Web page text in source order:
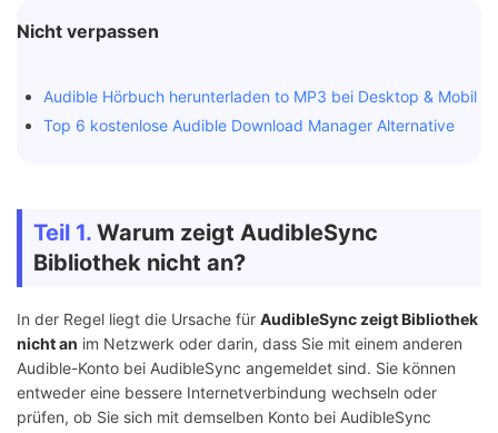
Nicht verpassen
Audible Hörbuch herunterladen to MP3 bei Desktop & Mobil
Top 6 kostenlose Audible Download Manager Alternative
Teil 1. Warum zeigt AudibleSync
Bibliothek nicht an?
In der Regel liegt die Ursache für AudibleSync zeigt Bibliothek
nicht an im Netzwerk oder darin, dass Sie mit einem anderen
Audible-Konto bei AudibleSync angemeldet sind. Sie können
entweder eine bessere Internetverbindung wechseln oder
prüfen, ob Sie sich mit demselben Konto bei AudibleSync